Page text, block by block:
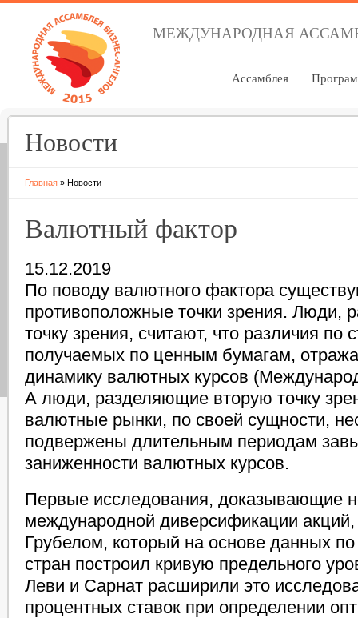
МЕЖДУНАРОДНАЯ
Ассамблея
Новости
Главная » Новости
Валютный фактор
15.12.2019
По поводу валютного фактора
противоположные точки зрения. Люди,
точку зрения, считают, что различия по
получаемых по ценным бумагам,
динамику валютных курсов
А люди, разделяющие вторую точку
валютные рынки, по своей сущности,
подвержены длительным периодам
заниженности валютных курсов.
Первые исследования, доказывающие
международной диверсификации
Грубелом, который на основе данных
стран построил кривую предельного
Леви и Сарнат расширили это
процентных ставок при определении